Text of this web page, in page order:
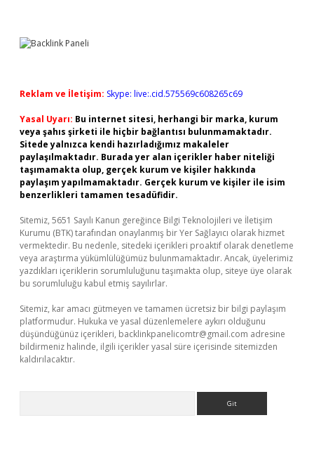
Reklam ve İletişim: Skype: live:.cid.575569c608265c69
Yasal Uyarı: Bu internet sitesi, herhangi bir marka, kurum
veya şahıs şirketi ile hiçbir bağlantısı bulunmamaktadır.
Sitede yalnızca kendi hazırladığımız makaleler
paylaşılmaktadır. Burada yer alan içerikler haber niteliği
taşımamakta olup, gerçek kurum ve kişiler hakkında
paylaşım yapılmamaktadır. Gerçek kurum ve kişiler ile isim
benzerlikleri tamamen tesadüfidir.
Sitemiz, 5651 Sayılı Kanun gereğince Bilgi Teknolojileri ve İletişim
Kurumu (BTK) tarafından onaylanmış bir Yer Sağlayıcı olarak hizmet
vermektedir. Bu nedenle, sitedeki içerikleri proaktif olarak denetleme
veya araştırma yükümlülüğümüz bulunmamaktadır. Ancak, üyelerimiz
yazdıkları içeriklerin sorumluluğunu taşımakta olup, siteye üye olarak
bu sorumluluğu kabul etmiş sayılırlar.
Sitemiz, kar amacı gütmeyen ve tamamen ücretsiz bir bilgi paylaşım
platformudur. Hukuka ve yasal düzenlemelere aykırı olduğunu
düşündüğünüz içerikleri, backlinkpanelicomtr@gmail.com adresine
bildirmeniz halinde, ilgili içerikler yasal süre içerisinde sitemizden
kaldırılacaktır.